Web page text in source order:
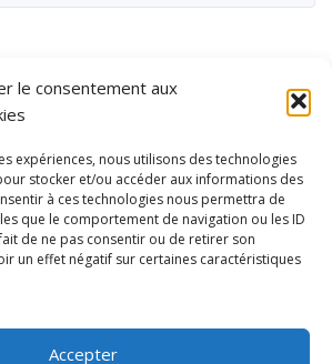
le consentement aux
expériences, nous utilisons des technologies
stocker et/ou accéder aux informations des
à ces technologies nous permettra de
que le comportement de navigation ou les ID
de ne pas consentir ou de retirer son
un effet négatif sur certaines caractéristiques
Accepter
et de loisirs
Contact